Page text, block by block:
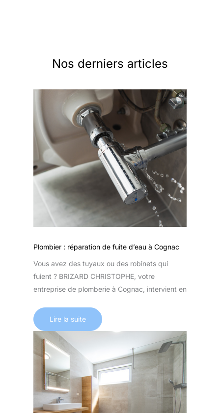
Nos derniers articles
Plombier : réparation de fuite d’eau à Cognac
Vous avez des tuyaux ou des robinets qui
fuient ? BRIZARD CHRISTOPHE, votre
entreprise de plomberie à Cognac, intervient en
Lire la suite